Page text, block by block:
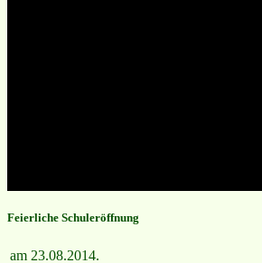
Feierliche Schuleröffnung
am 23.08.2014.